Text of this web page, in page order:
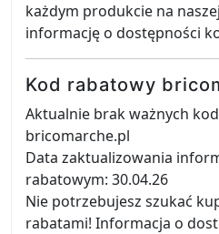
każdym produkcie na
informację o dostępności
Kod rabatowy
Aktualnie brak ważnych
bricomarche.pl
Data zaktualizowania
rabatowym: 30.04.26
Nie potrzebujesz szukać
rabatami! Informacja o